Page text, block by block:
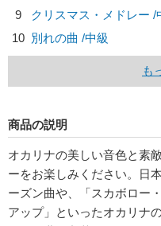
9
クリスマス・メドレー /
10 別れの曲 /中級
も
商品の説明
オカリナの美しい音色と素
ーをお楽しみください。日
ーズン曲や、「スカボロー
アップ」といったオカリナ